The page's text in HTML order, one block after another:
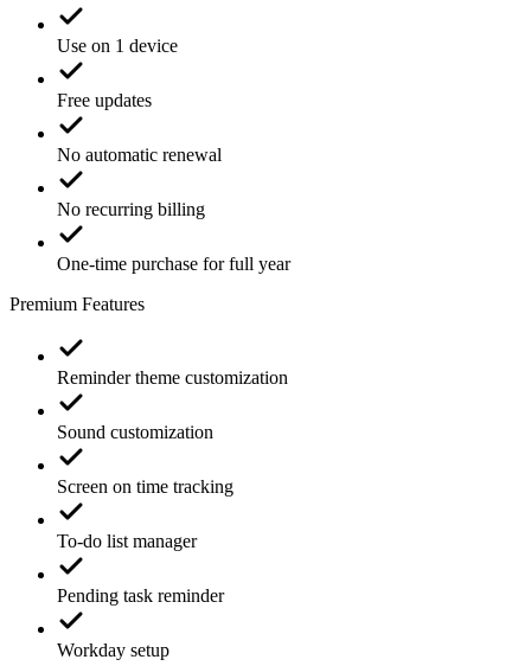
Use on 1 device
Free updates
No automatic renewal
No recurring billing
One-time purchase for full year
Premium Features
Reminder theme customization
Sound customization
Screen on time tracking
To-do list manager
Pending task reminder
Workday setup